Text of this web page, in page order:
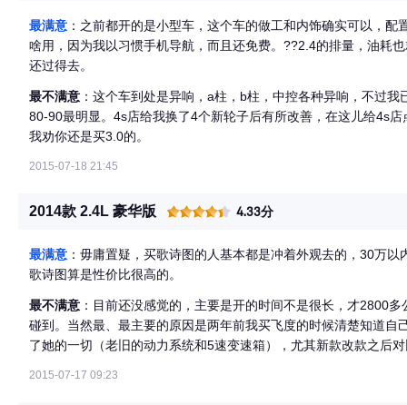
最满意 ：之前都开的是小型车，这个车的做工和内饰确实可以，
啥用，因为我以习惯手机导航，而且还免费。??2.4的排量，油耗
还过得去。
最不满意 ：这个车到处是异响，a柱，b柱，中控各种异响，不过
80-90最明显。4s店给我换了4个新轮子后有所改善，在这儿给4s
我劝你还是买3.0的。
2015-07-18 21:45
2014款 2.4L 豪华版 4.33分
最满意 ：毋庸置疑，买歌诗图的人基本都是冲着外观去的，30万
歌诗图算是性价比很高的。
最不满意 ：目前还没感觉的，主要是开的时间不是很长，才2800
碰到。当然最、最主要的原因是两年前我买飞度的时候清楚知道自
了她的一切（老旧的动力系统和5速变速箱），尤其新款改款之后
2015-07-17 09:23